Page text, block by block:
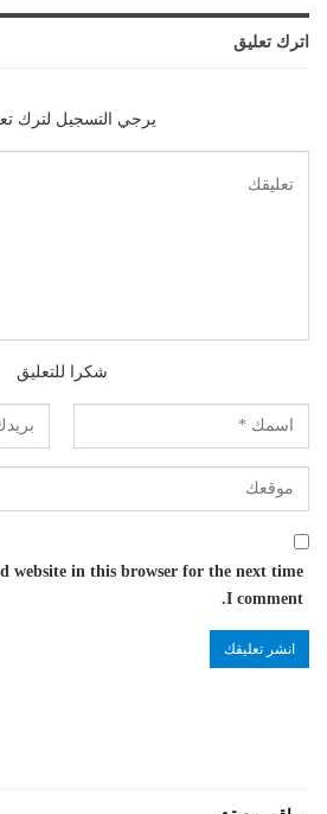
اترك تعليق
يرجي التسجيل لترك
شكرا للتعليق
website in this browser for the next time
I comment.